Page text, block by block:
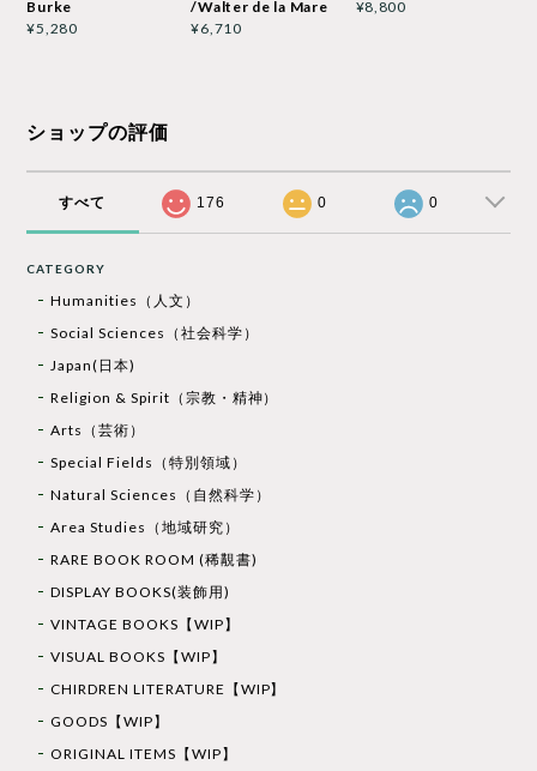
Burke
¥5,280
/Walter de la Mare
¥6,710
¥8,800
ショップの評価
すべて 176 0 0
CATEGORY
Humanities（人文）
Social Sciences（社会科学）
Japan(日本)
Religion & Spirit（宗教・精神）
Arts（芸術）
Special Fields（特別領域）
Natural Sciences（自然科学）
Area Studies（地域研究）
RARE BOOK ROOM (稀覯書)
DISPLAY BOOKS(装飾用)
VINTAGE BOOKS【WIP】
VISUAL BOOKS【WIP】
CHIRDREN LITERATURE【WIP】
GOODS【WIP】
ORIGINAL ITEMS【WIP】